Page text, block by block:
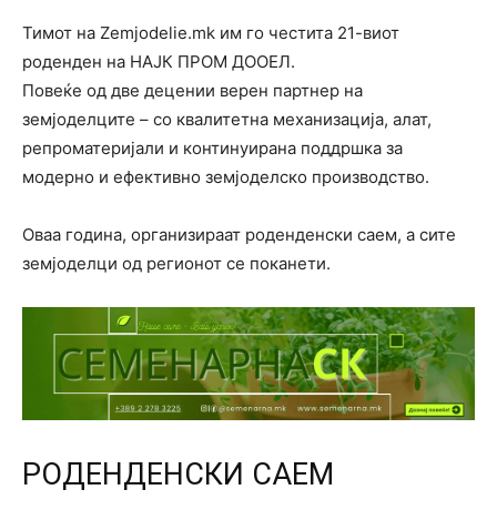
Тимот на Zemjodelie.mk им го честита 21-виот
роденден на НАЈК ПРОМ ДООЕЛ.
Повеќе од две децении верен партнер на
земјоделците – со квалитетна механизација, алат,
репроматеријали и континуирана поддршка за
модерно и ефективно земјоделско производство.
Оваа година, организираат роденденски саем, а сите
земјоделци од регионот се поканети.
РОДЕНДЕНСКИ САЕМ